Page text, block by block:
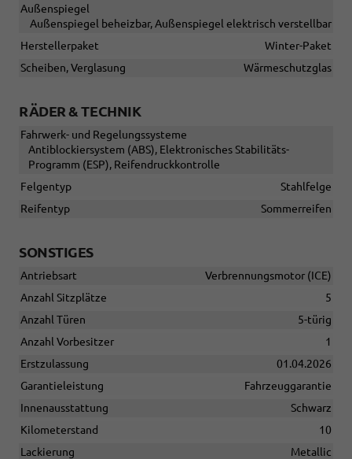
Außenspiegel
Außenspiegel beheizbar, Außenspiegel elektrisch verstellbar
Herstellerpaket
Winter-Paket
Scheiben, Verglasung
Wärmeschutzglas
RÄDER & TECHNIK
Fahrwerk- und Regelungssysteme
Antiblockiersystem (ABS), Elektronisches Stabilitäts-
Programm (ESP), Reifendruckkontrolle
Felgentyp
Stahlfelge
Reifentyp
Sommerreifen
SONSTIGES
Antriebsart
Verbrennungsmotor (ICE)
Anzahl Sitzplätze
5
Anzahl Türen
5-türig
Anzahl Vorbesitzer
1
Erstzulassung
01.04.2026
Garantieleistung
Fahrzeuggarantie
Innenausstattung
Schwarz
Kilometerstand
10
Lackierung
Metallic